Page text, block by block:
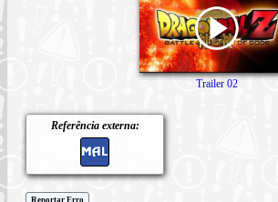
Referência externa:
Trailer 02
Reportar Erro